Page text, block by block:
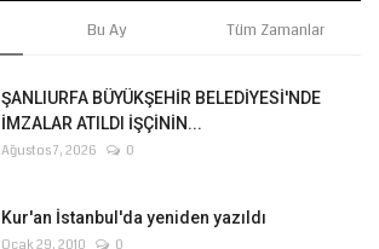
Bu Ay Tüm Zamanlar
ŞANLIURFA BÜYÜKŞEHİR BELEDİYESİ'NDE
İMZALAR ATILDI İŞÇİNİN...
Ağustos 7, 2026 0
Kur'an İstanbul'da yeniden yazıldı
Ocak 29, 2010 0